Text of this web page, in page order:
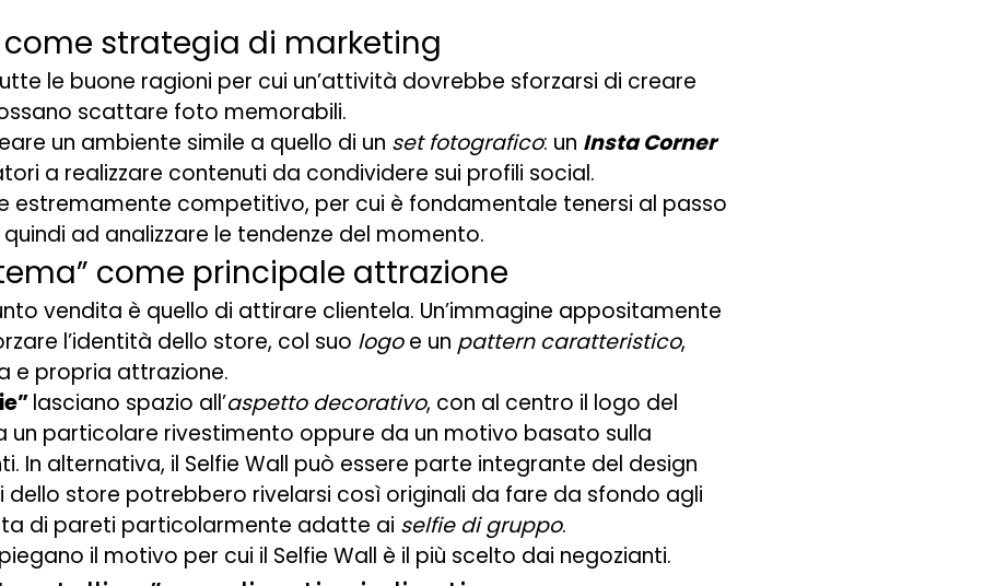
come strategia di marketing
le buone ragioni per cui un’attività dovrebbe sforzarsi di creare
scattare foto memorabili.
un ambiente simile a quello di un set fotografico: un Insta Corner
a realizzare contenuti da condividere sui profili social.
estremamente competitivo, per cui è fondamentale tenersi al passo
ad analizzare le tendenze del momento.
come principale attrazione
vendita è quello di attirare clientela. Un’immagine appositamente
l’identità dello store, col suo logoe un pattern caratteristico,
e propria attrazione.
lasciano spazio all’aspetto decorativo, con al centro il logo del
particolare rivestimento oppure da un motivo basato sulla
In alternativa, il Selfie Wall può essere parte integrante del design
dello store potrebbero rivelarsi così originali da fare da sfondo agli
di pareti particolarmente adatte ai selfie di gruppo.
il motivo per cui il Selfie Wall è il più scelto dai negozianti.